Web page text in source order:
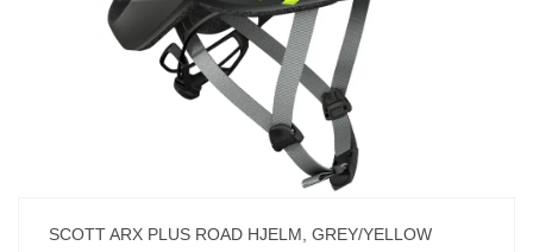
SCOTT ARX PLUS ROAD HJELM, GREY/YELLOW